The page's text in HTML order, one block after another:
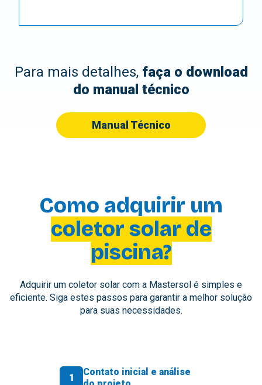
Para mais detalhes, faça o download
do manual técnico
Manual Técnico
Como adquirir um
coletor solar de
piscina?
Adquirir um coletor solar com a Mastersol é simples e
eficiente. Siga estes passos para garantir a melhor solução
para suas necessidades.
1
Contato inicial e análise